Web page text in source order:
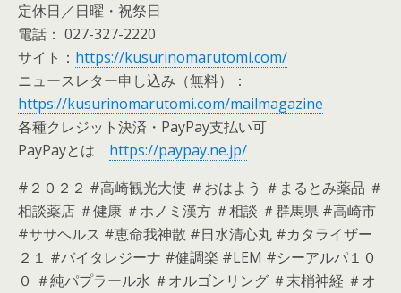
定休日／日曜・祝祭日
電話： 027-327-2220
サイト： https://kusurinomarutomi.com/
ニュースレター申し込み（無料）：
https://kusurinomarutomi.com/mailmagazine
各種クレジット決済・PayPay支払い可
PayPayとは https://paypay.ne.jp/
#２０２２ #高崎観光大使 ＃おはよう ＃まるとみ薬品 ＃
相談薬店 ＃健康 ＃ホノミ漢方 ＃相談 ＃群馬県 #高崎市
#ササヘルス #恵命我神散 #日水清心丸 #カタライザー
２１ #バイタレジーナ #健調楽 #LEM #シーアルパ１０
０ ＃純パプラール水 ＃オルゴンリング ＃末梢神経 ＃オ